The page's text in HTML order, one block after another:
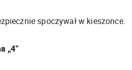
spoczywał w kieszonce.
„4”